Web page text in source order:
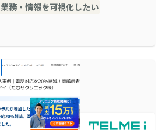
業務・情報を可視化したい